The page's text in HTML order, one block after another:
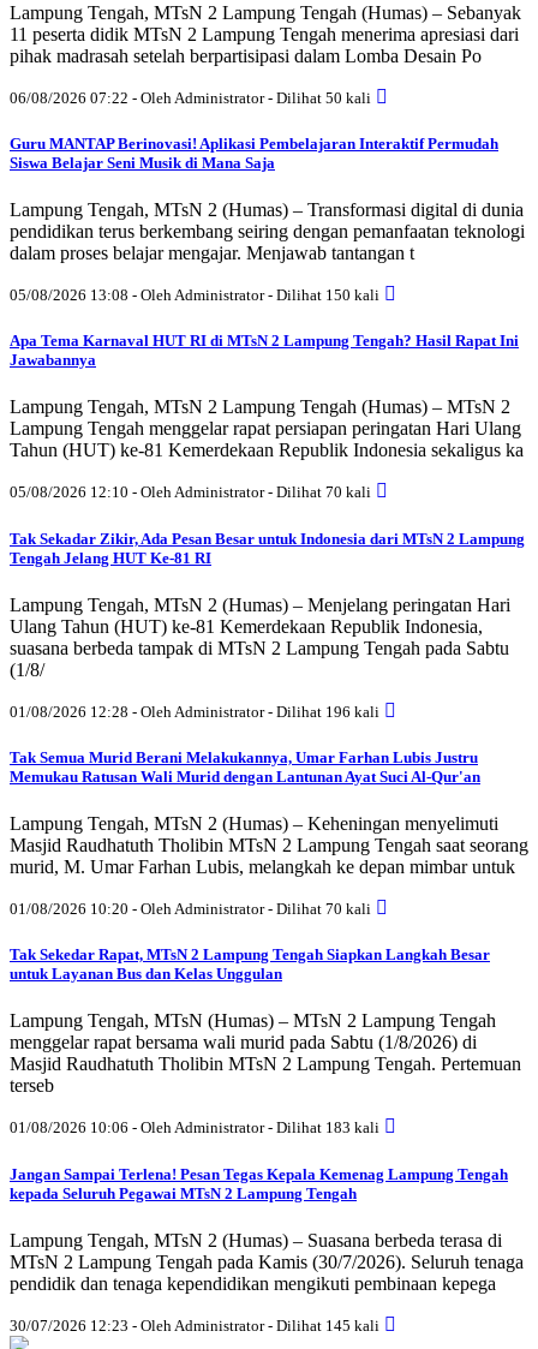
Lampung Tengah, MTsN 2 Lampung Tengah (Humas) – Sebanyak
11 peserta didik MTsN 2 Lampung Tengah menerima apresiasi dari
pihak madrasah setelah berpartisipasi dalam Lomba Desain Po
06/08/2026 07:22 - Oleh Administrator - Dilihat 50 kali
Guru MANTAP Berinovasi! Aplikasi Pembelajaran Interaktif Permudah
Siswa Belajar Seni Musik di Mana Saja
Lampung Tengah, MTsN 2 (Humas) – Transformasi digital di dunia
pendidikan terus berkembang seiring dengan pemanfaatan teknologi
dalam proses belajar mengajar. Menjawab tantangan t
05/08/2026 13:08 - Oleh Administrator - Dilihat 150 kali
Apa Tema Karnaval HUT RI di MTsN 2 Lampung Tengah? Hasil Rapat Ini
Jawabannya
Lampung Tengah, MTsN 2 Lampung Tengah (Humas) – MTsN 2
Lampung Tengah menggelar rapat persiapan peringatan Hari Ulang
Tahun (HUT) ke-81 Kemerdekaan Republik Indonesia sekaligus ka
05/08/2026 12:10 - Oleh Administrator - Dilihat 70 kali
Tak Sekadar Zikir, Ada Pesan Besar untuk Indonesia dari MTsN 2 Lampung
Tengah Jelang HUT Ke-81 RI
Lampung Tengah, MTsN 2 (Humas) – Menjelang peringatan Hari
Ulang Tahun (HUT) ke-81 Kemerdekaan Republik Indonesia,
suasana berbeda tampak di MTsN 2 Lampung Tengah pada Sabtu
(1/8/
01/08/2026 12:28 - Oleh Administrator - Dilihat 196 kali
Tak Semua Murid Berani Melakukannya, Umar Farhan Lubis Justru
Memukau Ratusan Wali Murid dengan Lantunan Ayat Suci Al-Qur'an
Lampung Tengah, MTsN 2 (Humas) – Keheningan menyelimuti
Masjid Raudhatuth Tholibin MTsN 2 Lampung Tengah saat seorang
murid, M. Umar Farhan Lubis, melangkah ke depan mimbar untuk
01/08/2026 10:20 - Oleh Administrator - Dilihat 70 kali
Tak Sekedar Rapat, MTsN 2 Lampung Tengah Siapkan Langkah Besar
untuk Layanan Bus dan Kelas Unggulan
Lampung Tengah, MTsN (Humas) – MTsN 2 Lampung Tengah
menggelar rapat bersama wali murid pada Sabtu (1/8/2026) di
Masjid Raudhatuth Tholibin MTsN 2 Lampung Tengah. Pertemuan
terseb
01/08/2026 10:06 - Oleh Administrator - Dilihat 183 kali
Jangan Sampai Terlena! Pesan Tegas Kepala Kemenag Lampung Tengah
kepada Seluruh Pegawai MTsN 2 Lampung Tengah
Lampung Tengah, MTsN 2 (Humas) – Suasana berbeda terasa di
MTsN 2 Lampung Tengah pada Kamis (30/7/2026). Seluruh tenaga
pendidik dan tenaga kependidikan mengikuti pembinaan kepega
30/07/2026 12:23 - Oleh Administrator - Dilihat 145 kali